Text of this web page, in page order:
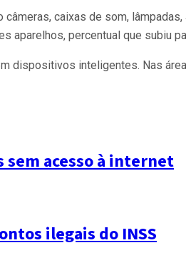
caixas de som,
aparelhos, percentual que subiu
dispositivos inteligentes. Nas
acesso à internet
ilegais do INSS